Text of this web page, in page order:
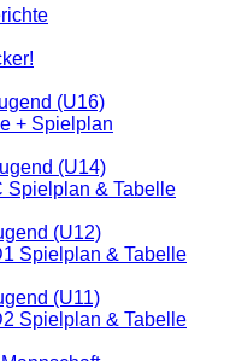
(U16)
+ Spielplan
(U14)
Spielplan & Tabelle
(U12)
Spielplan & Tabelle
(U11)
Spielplan & Tabelle